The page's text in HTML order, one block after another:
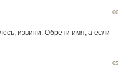
66
извини. Обрети имя, а если
65